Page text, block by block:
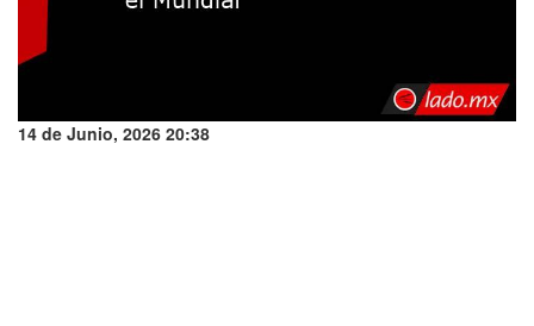
14 de Junio, 2026 20:38